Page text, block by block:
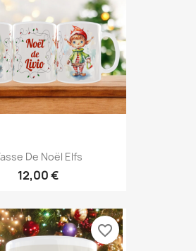
De Noël Elfs
12,00 €
favorite_border